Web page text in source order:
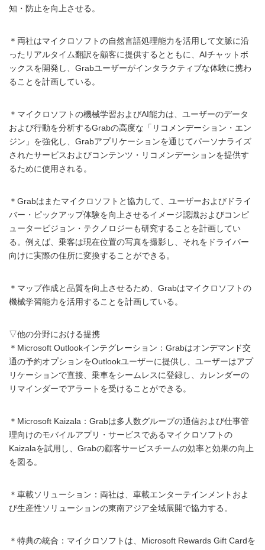
知・防止を向上させる。
＊両社はマイクロソフトの自然言語処理能力を活用して文脈に沿
ったリアルタイム翻訳を顧客に提供するとともに、AIチャットボ
ックスを開発し、Grabユーザーがインタラクティブな体験に携わ
ることを計画している。
＊マイクロソフトの機械学習およびAI能力は、ユーザーのデータ
および行動を分析するGrabの高度な「リコメンデーション・エン
ジン」を強化し、Grabアプリケーションを通じてパーソナライズ
されたサービスおよびコンテンツ・リコメンデーションを提供す
るために使用される。
＊Grabはまたマイクロソフトと協力して、ユーザーおよびドライ
バー・ピックアップ体験を向上させるイメージ認識およびコンピ
ュータービジョン・テクノロジーも研究することを計画してい
る。例えば、乗客は現在位置の写真を撮影し、それをドライバー
向けに実際の住所に変換することができる。
＊マップ作成と品質を向上させるため、Grabはマイクロソフトの
機械学習能力を活用することを計画している。
▽他の分野における提携
＊Microsoft Outlookインテグレーション：Grabはオンデマンド交
通の予約オプションをOutlookユーザーに提供し、ユーザーはアプ
リケーションで直接、乗車をシームレスに登録し、カレンダーの
リマインダーでアラートを受けることができる。
＊Microsoft Kaizala：Grabは多人数グループの通信および仕事管
理向けのモバイルアプリ・サービスであるマイクロソフトの
Kaizalaを試用し、Grabの顧客サービスチームの効率と効果の向上
を図る。
＊車載ソリューション：両社は、車載エンターテインメントおよ
び生産性ソリューションの東南アジア全域展開で協力する。
＊特典の統合：マイクロソフトは、Microsoft Rewards Gift Cardを